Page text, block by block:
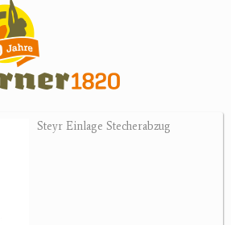
Steyr Einlage Stecherabzug